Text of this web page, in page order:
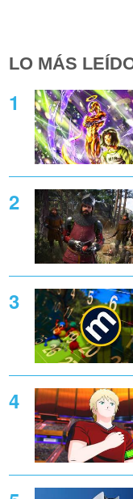
LO MÁS